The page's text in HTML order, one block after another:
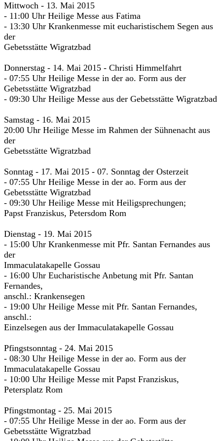
Mittwoch - 13. Mai 2015
- 11:00 Uhr Heilige Messe aus Fatima
- 13:30 Uhr Krankenmesse mit eucharistischem Segen aus
der
Gebetsstätte Wigratzbad
Donnerstag - 14. Mai 2015 - Christi Himmelfahrt
- 07:55 Uhr Heilige Messe in der ao. Form aus der
Gebetsstätte Wigratzbad
- 09:30 Uhr Heilige Messe aus der Gebetsstätte Wigratzbad
Samstag - 16. Mai 2015
20:00 Uhr Heilige Messe im Rahmen der Sühnenacht aus
der
Gebetsstätte Wigratzbad
Sonntag - 17. Mai 2015 - 07. Sonntag der Osterzeit
- 07:55 Uhr Heilige Messe in der ao. Form aus der
Gebetsstätte Wigratzbad
- 09:30 Uhr Heilige Messe mit Heiligsprechungen;
Papst Franziskus, Petersdom Rom
Dienstag - 19. Mai 2015
- 15:00 Uhr Krankenmesse mit Pfr. Santan Fernandes aus
der
Immaculatakapelle Gossau
- 16:00 Uhr Eucharistische Anbetung mit Pfr. Santan
Fernandes,
anschl.: Krankensegen
- 19:00 Uhr Heilige Messe mit Pfr. Santan Fernandes,
anschl.:
Einzelsegen aus der Immaculatakapelle Gossau
Pfingstsonntag - 24. Mai 2015
- 08:30 Uhr Heilige Messe in der ao. Form aus der
Immaculatakapelle Gossau
- 10:00 Uhr Heilige Messe mit Papst Franziskus,
Petersplatz Rom
Pfingstmontag - 25. Mai 2015
- 07:55 Uhr Heilige Messe in der ao. Form aus der
Gebetsstätte Wigratzbad